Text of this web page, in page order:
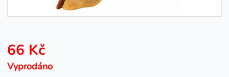
66 Kč
Vyprodáno